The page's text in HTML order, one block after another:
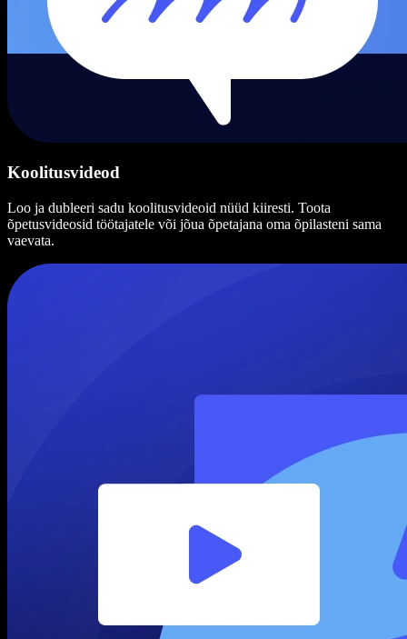
Koolitusvideod
Loo ja dubleeri sadu koolitusvideoid nüüd kiiresti. Toota
õpetusvideosid töötajatele või jõua õpetajana oma õpilasteni sama
vaevata.